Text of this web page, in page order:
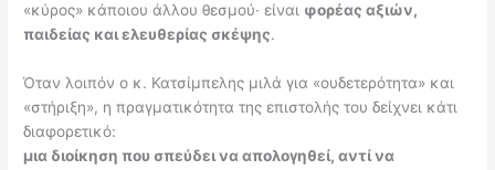
«κύρος» κάποιου άλλου θεσμού· είναι φορέας αξιών,
παιδείας και ελευθερίας σκέψης.
Όταν λοιπόν ο κ. Κατσίμπελης μιλά για «ουδετερότητα» και
«στήριξη», η πραγματικότητα της επιστολής του δείχνει κάτι
διαφορετικό:
μια διοίκηση που σπεύδει να απολογηθεί, αντί να